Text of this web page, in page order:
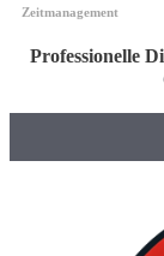
Zeitmanagement
Professionelle